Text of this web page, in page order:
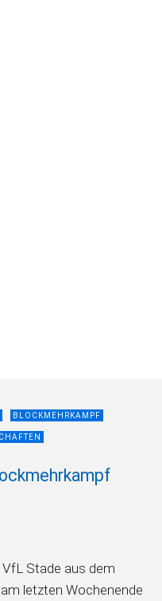
BLOCKMEHRKAMPF
Stade aus dem
letzten Wochenende